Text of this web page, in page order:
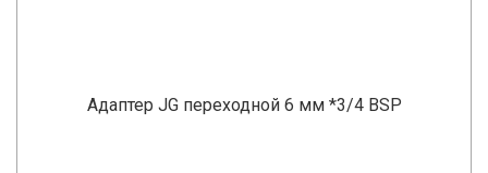
Адаптер JG переходной 6 мм *3/4 BSP